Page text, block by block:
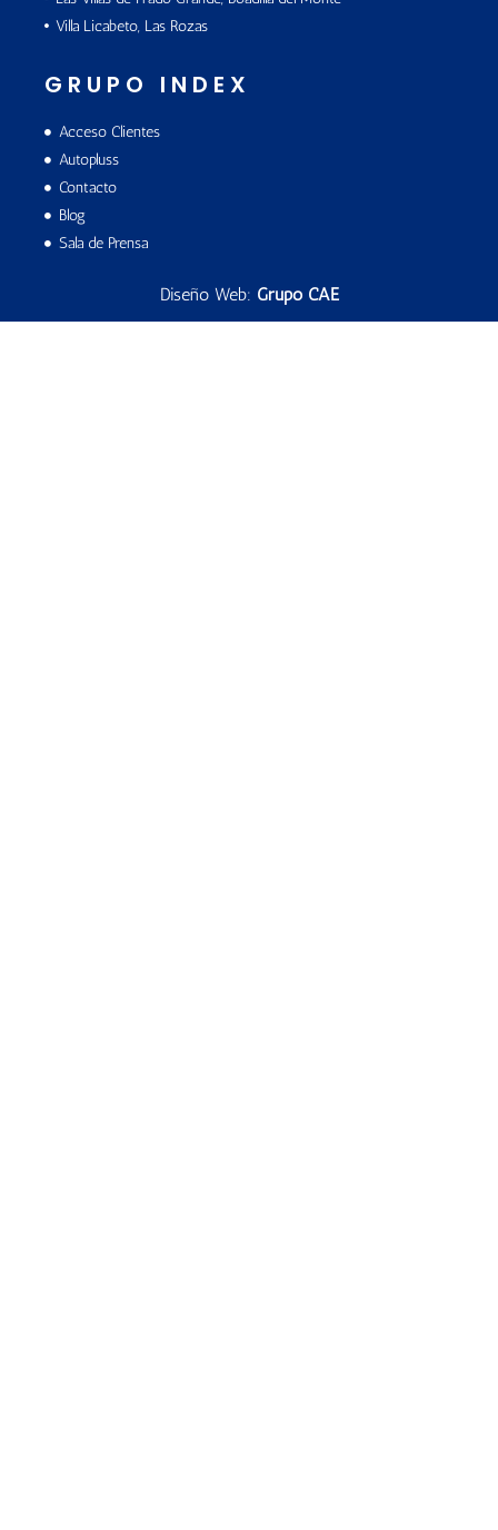
Villa Licabeto, Las Rozas
GRUPO INDEX
Acceso Clientes
Autopluss
Contacto
Blog
Sala de Prensa
Diseño Web: Grupo CAE